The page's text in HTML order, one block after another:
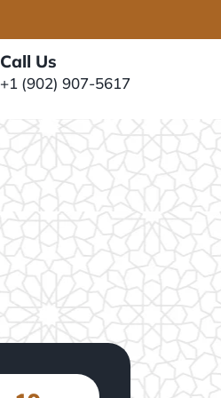
Call Us
+1 (902) 907-5617